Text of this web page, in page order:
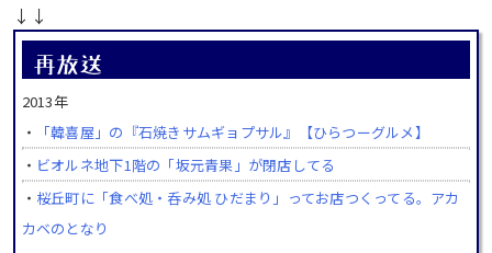
↓↓
2013年
・
「韓喜屋」の『石焼きサムギョプサル』【ひらつーグルメ】
・ ビオルネ地下1階の「坂元青果」が閉店してる
・ 桜丘町に「食べ処・呑み処 ひだまり」ってお店つくってる。アカ
カベのとなり